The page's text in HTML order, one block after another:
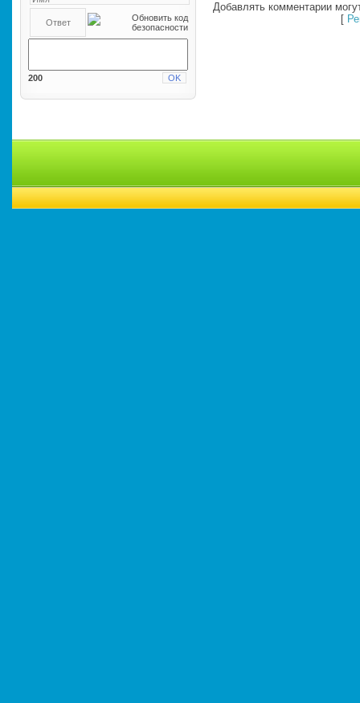
200
Добавлять комментарии
[